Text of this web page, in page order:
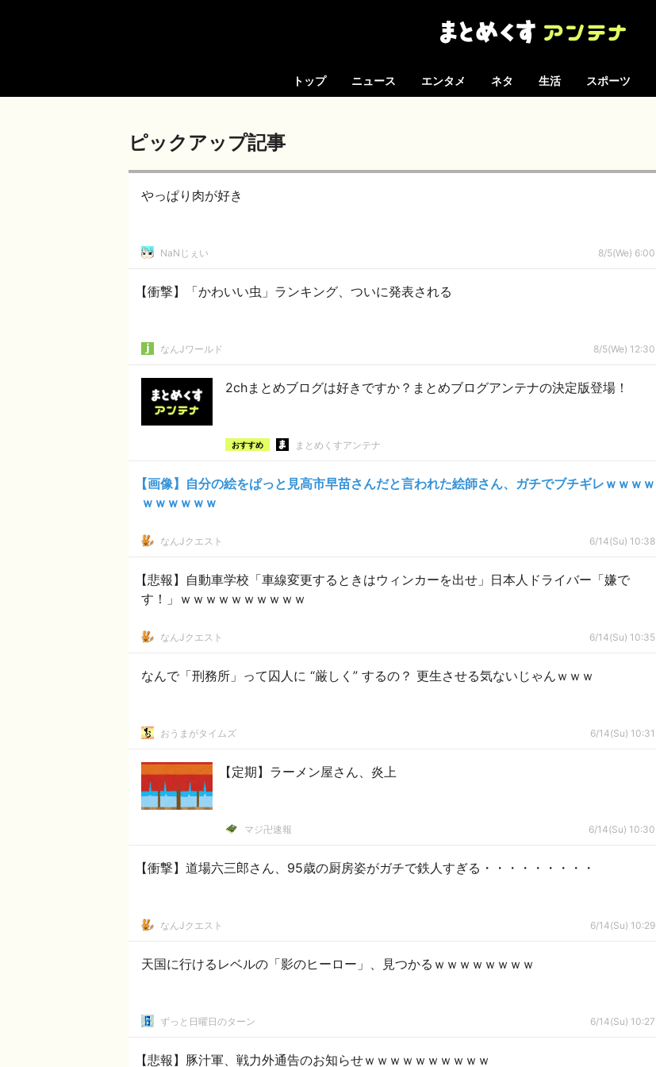
トップ ニュース エンタメ ネタ 生活 スポーツ
ピックアップ記事
やっぱり肉が好き
NaNじぇい 8/5(We) 6:00
【衝撃】「かわいい虫」ランキング、ついに発表される
なんJワールド 8/5(We) 12:30
2chまとめブログは好きですか？まとめブログアンテナの決定版登場！
おすすめ まとめくすアンテナ
【画像】自分の絵をぱっと見高市早苗さんだと言われた絵師さん、ガチでブチギレｗｗｗｗ
ｗｗｗｗｗｗ
なんJクエスト 6/14(Su) 10:38
【悲報】自動車学校「車線変更するときはウィンカーを出せ」日本人ドライバー「嫌で
す！」ｗｗｗｗｗｗｗｗｗｗ
なんJクエスト 6/14(Su) 10:35
なんで「刑務所」って囚人に “厳しく” するの？ 更生させる気ないじゃんｗｗｗ
おうまがタイムズ 6/14(Su) 10:31
【定期】ラーメン屋さん、炎上
マジ卍速報 6/14(Su) 10:30
【衝撃】道場六三郎さん、95歳の厨房姿がガチで鉄人すぎる・・・・・・・・・
なんJクエスト 6/14(Su) 10:29
天国に行けるレベルの「影のヒーロー」、見つかるｗｗｗｗｗｗｗｗ
ずっと日曜日のターン 6/14(Su) 10:27
【悲報】豚汁軍、戦力外通告のお知らせｗｗｗｗｗｗｗｗｗｗ